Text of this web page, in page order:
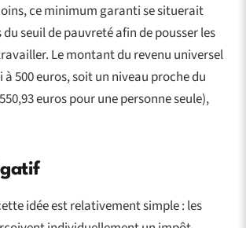
ce minimum garanti se situerait
du seuil de pauvreté afin de pousser les
Le montant du revenu universel
500 euros, soit un niveau proche du
euros pour une personne seule),
idée est relativement simple : les